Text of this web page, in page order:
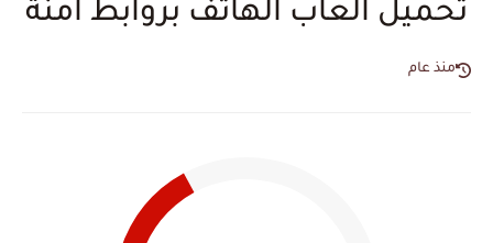
تحميل العاب الهاتف بروابط امنة
منذ عام